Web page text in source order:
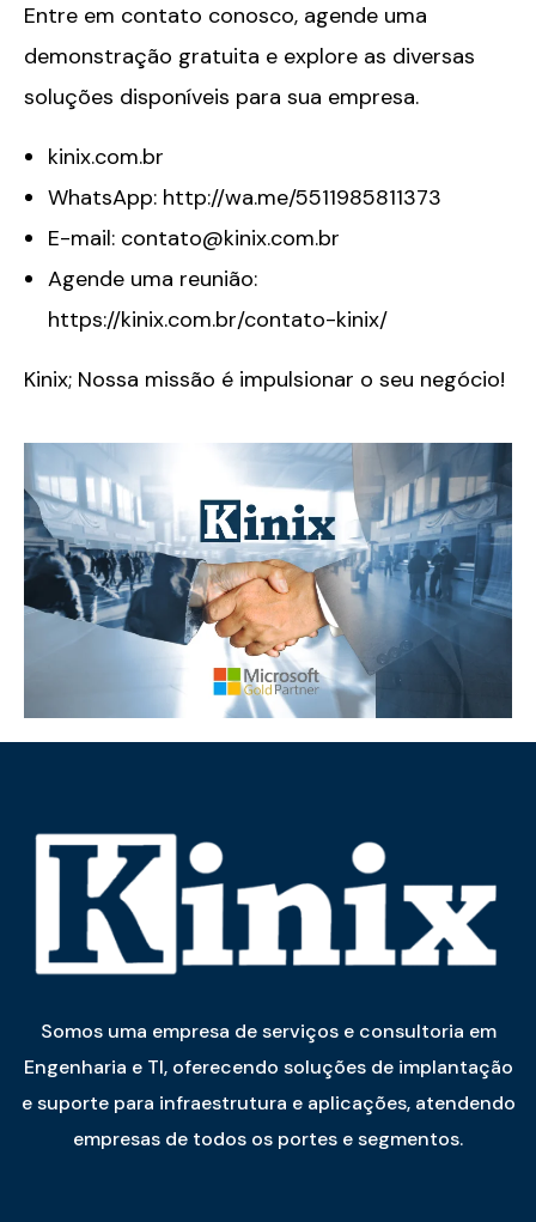
Entre em contato conosco, agende uma
demonstração gratuita e explore as diversas
soluções disponíveis para sua empresa.
kinix.com.br
WhatsApp: http://wa.me/5511985811373
E-mail: contato@kinix.com.br
Agende uma reunião:
https://kinix.com.br/contato-kinix/
Kinix; Nossa missão é impulsionar o seu negócio!
Somos uma empresa de serviços e consultoria em
Engenharia e TI, oferecendo soluções de implantação
e suporte para infraestrutura e aplicações, atendendo
empresas de todos os portes e segmentos.